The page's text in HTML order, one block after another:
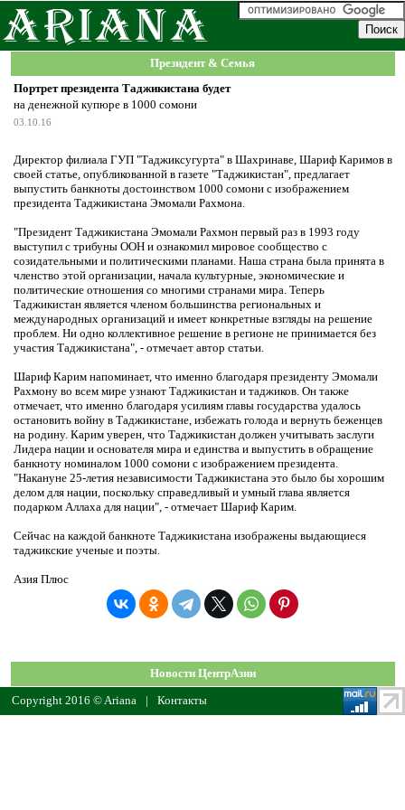
Президент & Семья
Портрет президента Таджикистана будет
на денежной купюре в 1000 сомони
03.10.16
Директор филиала ГУП "Таджиксугурта" в Шахринаве, Шариф Каримов в
своей статье, опубликованной в газете "Таджикистан", предлагает
выпустить банкноты достоинством 1000 сомони с изображением
президента Таджикистана Эмомали Рахмона.
"Президент Таджикистана Эмомали Рахмон первый раз в 1993 году
выступил с трибуны ООН и ознакомил мировое сообщество с
созидательными и политическими планами. Наша страна была принята в
членство этой организации, начала культурные, экономические и
политические отношения со многими странами мира. Теперь
Таджикистан является членом большинства региональных и
международных организаций и имеет конкретные взгляды на решение
проблем. Ни одно коллективное решение в регионе не принимается без
участия Таджикистана", - отмечает автор статьи.
Шариф Карим напоминает, что именно благодаря президенту Эмомали
Рахмону во всем мире узнают Таджикистан и таджиков. Он также
отмечает, что именно благодаря усилиям главы государства удалось
остановить войну в Таджикистане, избежать голода и вернуть беженцев
на родину. Карим уверен, что Таджикистан должен учитывать заслуги
Лидера нации и основателя мира и единства и выпустить в обращение
банкноту номиналом 1000 сомони с изображением президента.
"Накануне 25-летия независимости Таджикистана это было бы хорошим
делом для нации, поскольку справедливый и умный глава является
подарком Аллаха для нации", - отмечает Шариф Карим.
Сейчас на каждой банкноте Таджикистана изображены выдающиеся
таджикские ученые и поэты.
Азия Плюс
Новости ЦентрАзии
Copyright 2016 © Ariana
| Контакты